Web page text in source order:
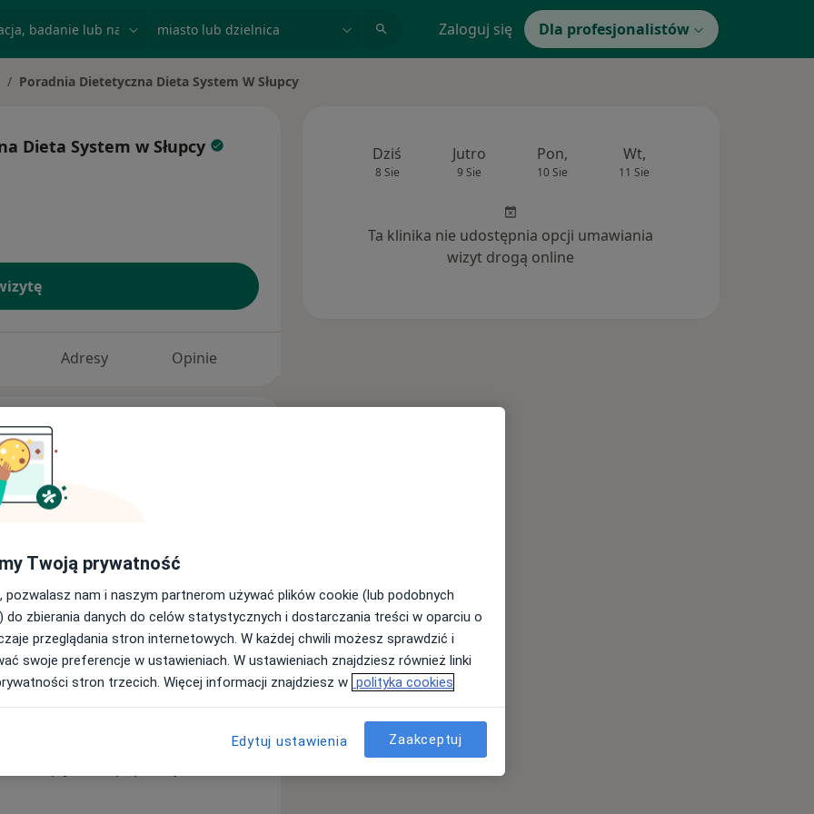
Zaloguj się Dla profesjonalistów
Poradnia Dietetyczna Dieta System W Słupcy
Dieta System w Słupcy
Adresy Opinie
którym łączymy skuteczne
żywienie realnie wpływa na
poradni jestDietetyk Kliniczny
swoją działalność o
masy ciała oraz zmianie
skuteczne odchudzaniez
wpływa na poprawę zdrowia i
Dziś
8 Sie
Jutro
9 Sie
Pon,
10 Sie
Wt,
11 Sie
Ta klinika nie udostępnia opcji umawiania
wizyt drogą online
Twoją prywatność
pozwalasz nam i naszym partnerom używać plików cookie (lub podobnych
do zbierania danych do celów statystycznych i dostarczania treści w oparciu o
przeglądania stron internetowych. W każdej chwili możesz sprawdzić i
swoje preferencje w ustawieniach. W ustawieniach znajdziesz również linki
stron trzecich. Więcej informacji znajdziesz w polityka cookies
Edytuj ustawienia Zaakceptuj